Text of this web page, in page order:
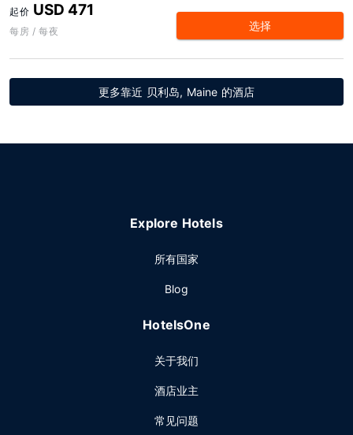
起价 USD 471
每房 / 每夜 选择
更多靠近 贝利岛, Maine 的酒店
Explore Hotels
所有国家
Blog
HotelsOne
关于我们
酒店业主
常见问题